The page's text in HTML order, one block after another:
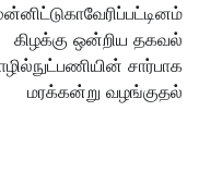
கிழக்கு ஒன்றிய தகவல்
சார்பாக
மரக்கன்று வழங்குதல்